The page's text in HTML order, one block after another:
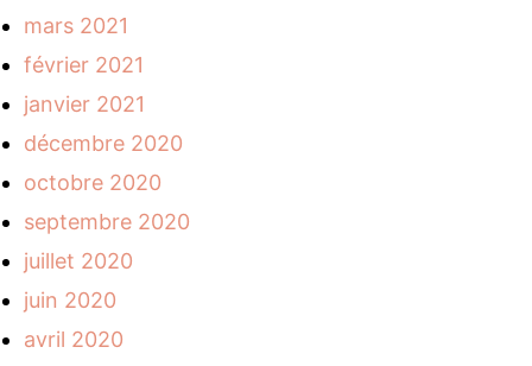
mars 2021
février 2021
janvier 2021
décembre 2020
octobre 2020
septembre 2020
juillet 2020
juin 2020
avril 2020